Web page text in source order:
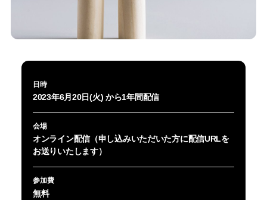
日時
2023年6月20日(火) から1年間配信
会場
オンライン配信（申し込みいただいた方に配信URLを
お送りいたします）
参加費
無料